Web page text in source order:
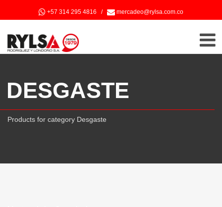
+57 314 295 4816 / mercadeo@rylsa.com.co
DESGASTE
Products for category Desgaste